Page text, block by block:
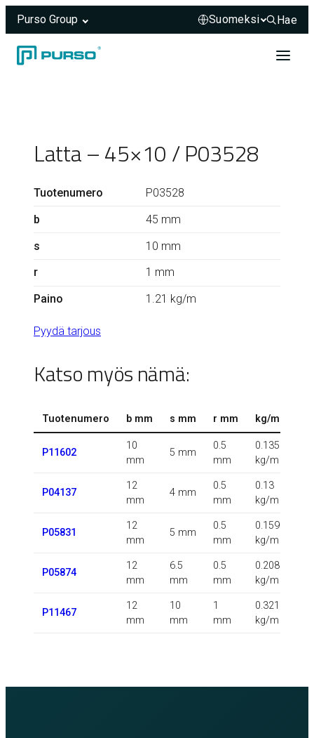
Purso Group
Hae
Hae
Latta – 45×10 / P03528
Tuotenumero
P03528
b
45 mm
s
10 mm
r
1 mm
Paino
1.21 kg/m
Pyydä tarjous
Katso myös nämä:
Tuotenumero b mm s mm r mm kg/m
P11602
10
mm
5 mm
0.5
mm
0.135
kg/m
P04137
12
mm
4 mm
0.5
mm
0.13
kg/m
P05831
12
mm
5 mm
0.5
mm
0.159
kg/m
P05874
12
mm
6.5
mm
0.5
mm
0.208
kg/m
P11467
12
mm
10
mm
1
mm
0.321
kg/m